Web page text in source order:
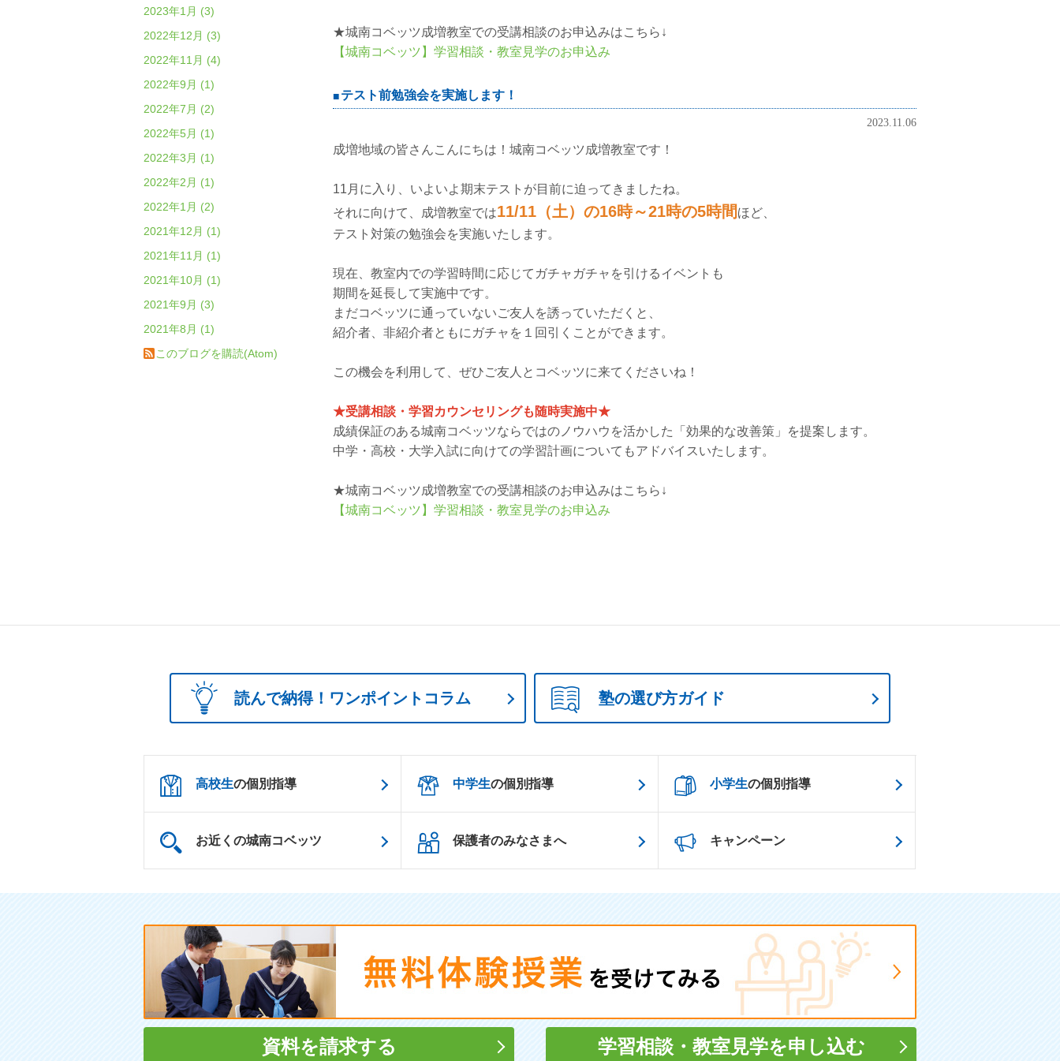
★城南コベッツ成増教室での受講相談のお申込みはこちら↓
【城南コベッツ】学習相談・教室見学のお申込み
テスト前勉強会を実施します！
2023.11.06
成増地域の皆さんこんにちは！城南コベッツ成増教室です！
11月に入り、いよいよ期末テストが目前に迫ってきましたね。
それに向けて、成増教室では11/11（土）の16時～21時の5時間 ほど、
テスト対策の勉強会を実施いたします。
現在、教室内での学習時間に応じてガチャガチャを引けるイベントも
期間を延長して実施中です。
まだコベッツに通っていないご友人を誘っていただくと、
紹介者、非紹介者ともにガチャを１回引くことができます。
この機会を利用して、ぜひご友人とコベッツに来てくださいね！
★受講相談・学習カウンセリングも随時実施中★
成績保証のある城南コベッツならではのノウハウを活かした「効果的な改善策」を提案します。
中学・高校・大学入試に向けての学習計画についてもアドバイスいたします。
★城南コベッツ成増教室での受講相談のお申込みはこちら↓
【城南コベッツ】学習相談・教室見学のお申込み
2023年1月 (3)
2022年12月 (3)
2022年11月 (4)
2022年9月 (1)
2022年7月 (2)
2022年5月 (1)
2022年3月 (1)
2022年2月 (1)
2022年1月 (2)
2021年12月 (1)
2021年11月 (1)
2021年10月 (1)
2021年9月 (3)
2021年8月 (1)
このブログを購読(Atom)
読んで納得！ワンポイントコラム 塾の選び方ガイド
高校生の個別指導 中学生の個別指導 小学生の個別指導
お近くの城南コベッツ 保護者のみなさまへ キャンペーン
資料を請求する 学習相談・ 教室見学を申し込む